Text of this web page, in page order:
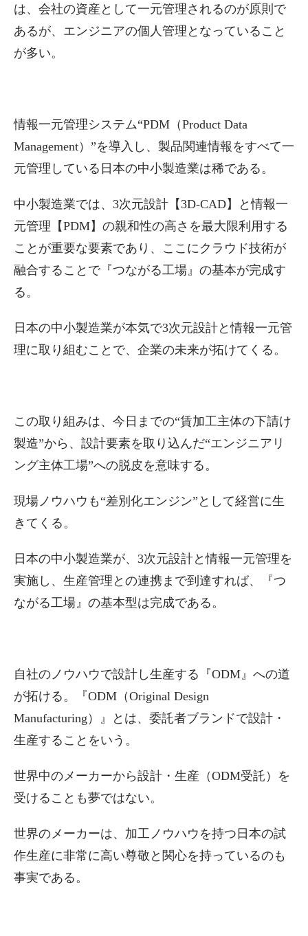
は、会社の資産として一元管理されるのが原則で
あるが、エンジニアの個人管理となっていること
が多い。
情報一元管理システム“PDM（Product Data
Management）”を導入し、製品関連情報をすべて一
元管理している日本の中小製造業は稀である。
中小製造業では、3次元設計【3D-CAD】と情報一
元管理【PDM】の親和性の高さを最大限利用する
ことが重要な要素であり、ここにクラウド技術が
融合することで『つながる工場』の基本が完成す
る。
日本の中小製造業が本気で3次元設計と情報一元管
理に取り組むことで、企業の未来が拓けてくる。
この取り組みは、今日までの“賃加工主体の下請け
製造”から、設計要素を取り込んだ“エンジニアリ
ング主体工場”への脱皮を意味する。
現場ノウハウも“差別化エンジン”として経営に生
きてくる。
日本の中小製造業が、3次元設計と情報一元管理を
実施し、生産管理との連携まで到達すれば、『つ
ながる工場』の基本型は完成である。
自社のノウハウで設計し生産する『ODM』への道
が拓ける。『ODM（Original Design
Manufacturing）』とは、委託者ブランドで設計・
生産することをいう。
世界中のメーカーから設計・生産（ODM受託）を
受けることも夢ではない。
世界のメーカーは、加工ノウハウを持つ日本の試
作生産に非常に高い尊敬と関心を持っているのも
事実である。